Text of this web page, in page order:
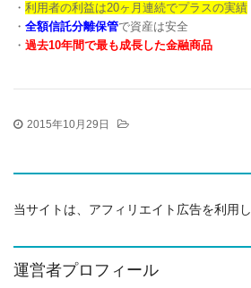
・ 利用者の利益は20ヶ月連続でプラスの実績
・ 全額信託分離保管で資産は安全
・ 過去10年間で最も成長した金融商品
2015年10月29日
当サイトは、アフィリエイト広告を利用し
運営者プロフィール